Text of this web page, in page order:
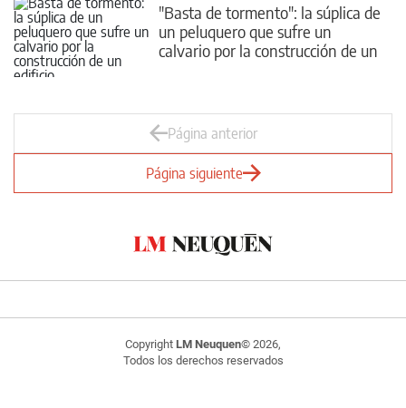
"Basta de tormento": la súplica de
un peluquero que sufre un
calvario por la construcción de un
Página anterior
Página siguiente
Copyright LM Neuquen© 2026,
Todos los derechos reservados